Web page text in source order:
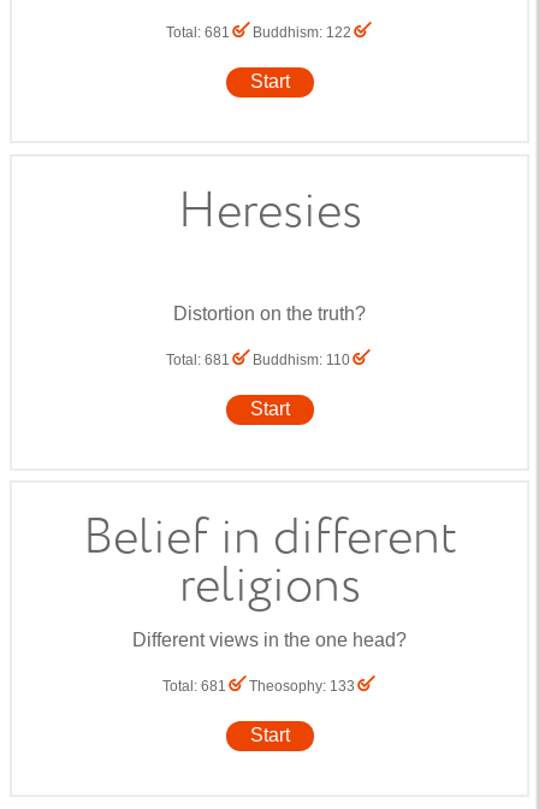
Total: 681 Buddhism: 122
Start
Heresies
Distortion on the truth?
Total: 681 Buddhism: 110
Start
Belief in different
religions
Different views in the one head?
Total : 681 Theosophy: 133
Start